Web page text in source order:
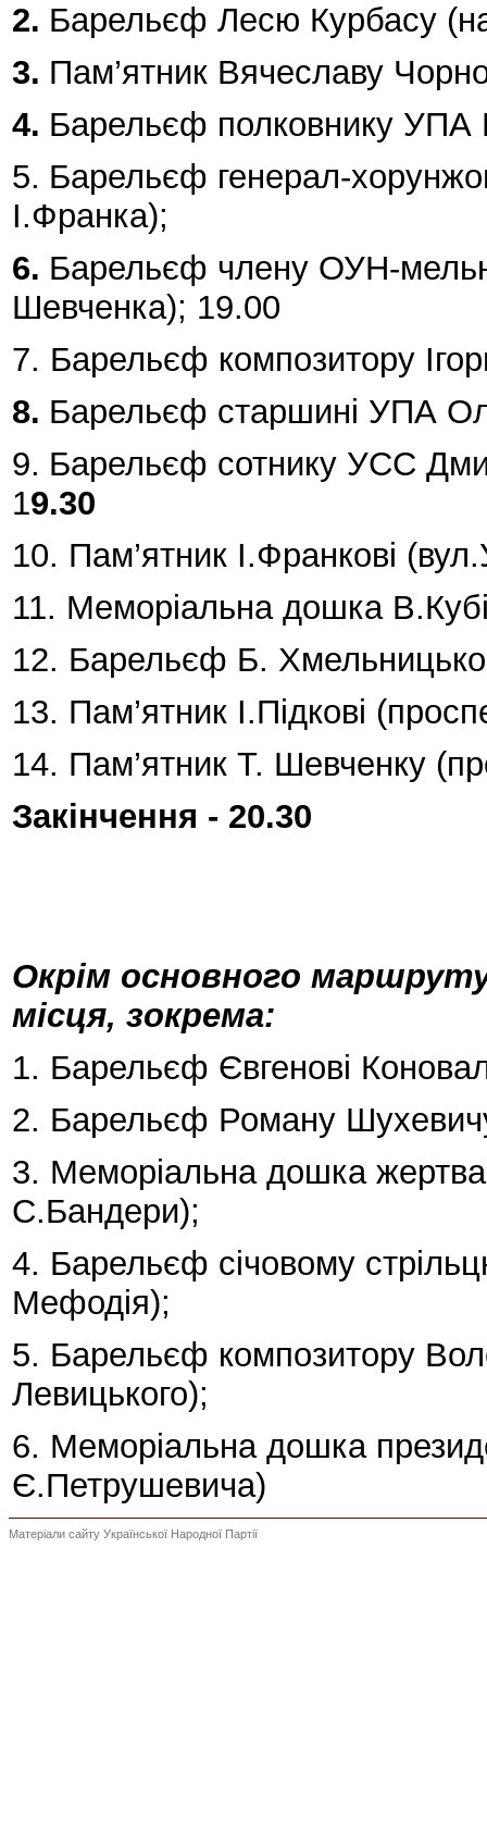
2. Барельєф Лесю Курбасу (на
3. Пам’ятник Вячеславу
4. Барельєф полковнику УПА
5. Барельєф генерал-
І.Франка);
6. Барельєф члену ОУН-
Шевченка); 19.00
7. Барельєф композитору
8. Барельєф старшині УПА
9. Барельєф сотнику УСС
19.30
10. Пам’ятник І.Франкові
11. Меморіальна дошка
12. Барельєф Б.
13. Пам’ятник І.Підкові
14. Пам’ятник Т. Шевченку
Закінчення - 20.30
Окрім основного маршруту
місця, зокрема:
1. Барельєф Євгенові
2. Барельєф Роману
3. Меморіальна дошка
С.Бандери);
4. Барельєф січовому
Мефодія);
5. Барельєф композитору
Левицького);
6. Меморіальна дошка
Є.Петрушевича)
Матеріали сайту Української Народної Партії